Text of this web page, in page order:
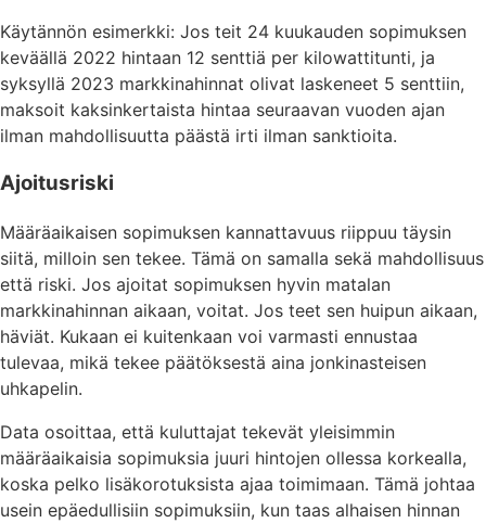
Käytännön esimerkki: Jos teit 24 kuukauden sopimuksen
keväällä 2022 hintaan 12 senttiä per kilowattitunti, ja
syksyllä 2023 markkinahinnat olivat laskeneet 5 senttiin,
maksoit kaksinkertaista hintaa seuraavan vuoden ajan
ilman mahdollisuutta päästä irti ilman sanktioita.
Ajoitusriski
Määräaikaisen sopimuksen kannattavuus riippuu täysin
siitä, milloin sen tekee. Tämä on samalla sekä mahdollisuus
että riski. Jos ajoitat sopimuksen hyvin matalan
markkinahinnan aikaan, voitat. Jos teet sen huipun aikaan,
häviät. Kukaan ei kuitenkaan voi varmasti ennustaa
tulevaa, mikä tekee päätöksestä aina jonkinasteisen
uhkapelin.
Data osoittaa, että kuluttajat tekevät yleisimmin
määräaikaisia sopimuksia juuri hintojen ollessa korkealla,
koska pelko lisäkorotuksista ajaa toimimaan. Tämä johtaa
usein epäedullisiin sopimuksiin, kun taas alhaisen hinnan